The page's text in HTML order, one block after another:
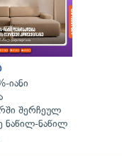
იანი
შერჩეულ
ნაწილ-ნაწილ